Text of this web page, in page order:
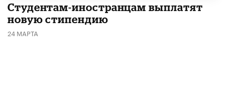
Студентам-иностранцам выплатят
новую стипендию
24 МАРТА